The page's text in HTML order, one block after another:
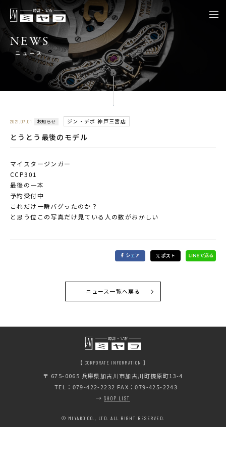
NEWS
ニュース
2021.07.01 お知らせ ジン・デポ 神戸三宮店
とうとう最後のモデル
マイスタージンガー
CCP301
最後の一本
予約受付中
これだけ一瞬バグったのか？
と思う位この写真だけ見ている人の数がおかしい
ニュース一覧へ戻る
【 CORPORATE INFORMATION 】
〒 675-0065 兵庫県加古川市加古川町篠原町13-4
TEL：079-422-2232 FAX：079-425-2243
→SHOP LIST
© MIYAKO CO., LTD. ALL RIGHT RESERVED.